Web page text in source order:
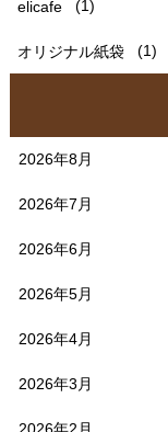
elicafe (1)
オリジナル紙袋 (1)
2026年8月
2026年7月
2026年6月
2026年5月
2026年4月
2026年3月
2026年2月